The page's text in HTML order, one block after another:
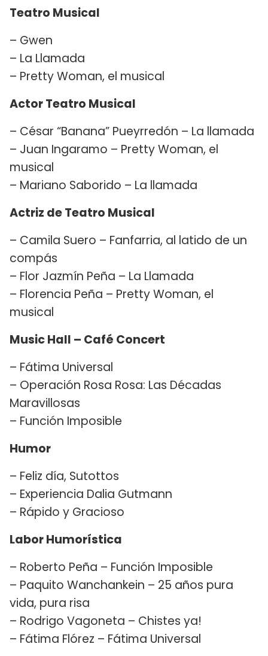
Teatro Musical
– Gwen
– La Llamada
– Pretty Woman, el musical
Actor Teatro Musical
– César “Banana” Pueyrredón – La llamada
– Juan Ingaramo – Pretty Woman, el
musical
– Mariano Saborido – La llamada
Actriz de Teatro Musical
– Camila Suero – Fanfarria, al latido de un
compás
– Flor Jazmín Peña – La Llamada
– Florencia Peña – Pretty Woman, el
musical
Music Hall – Café Concert
– Fátima Universal
– Operación Rosa Rosa: Las Décadas
Maravillosas
– Función Imposible
Humor
– Feliz día, Sutottos
– Experiencia Dalia Gutmann
– Rápido y Gracioso
Labor Humorística
– Roberto Peña – Función Imposible
– Paquito Wanchankein – 25 años pura
vida, pura risa
– Rodrigo Vagoneta – Chistes ya!
– Fátima Flórez – Fátima Universal